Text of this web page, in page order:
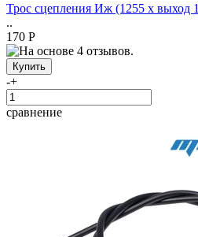
Трос сцепления Иж (1255 x выход
..
170 Р
-+
сравнение